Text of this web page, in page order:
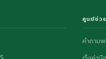
ศูนย์ช่ว
คำถาม